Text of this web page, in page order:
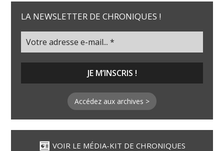
LA NEWSLETTER DE CHRONIQUES !
Accédez aux archives >
VOIR LE MÉDIA-KIT DE CHRONIQUES